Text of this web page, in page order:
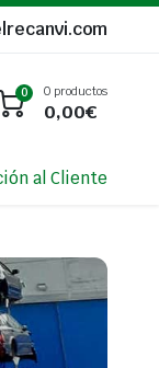
0 0 productos
0,00€
al Cliente